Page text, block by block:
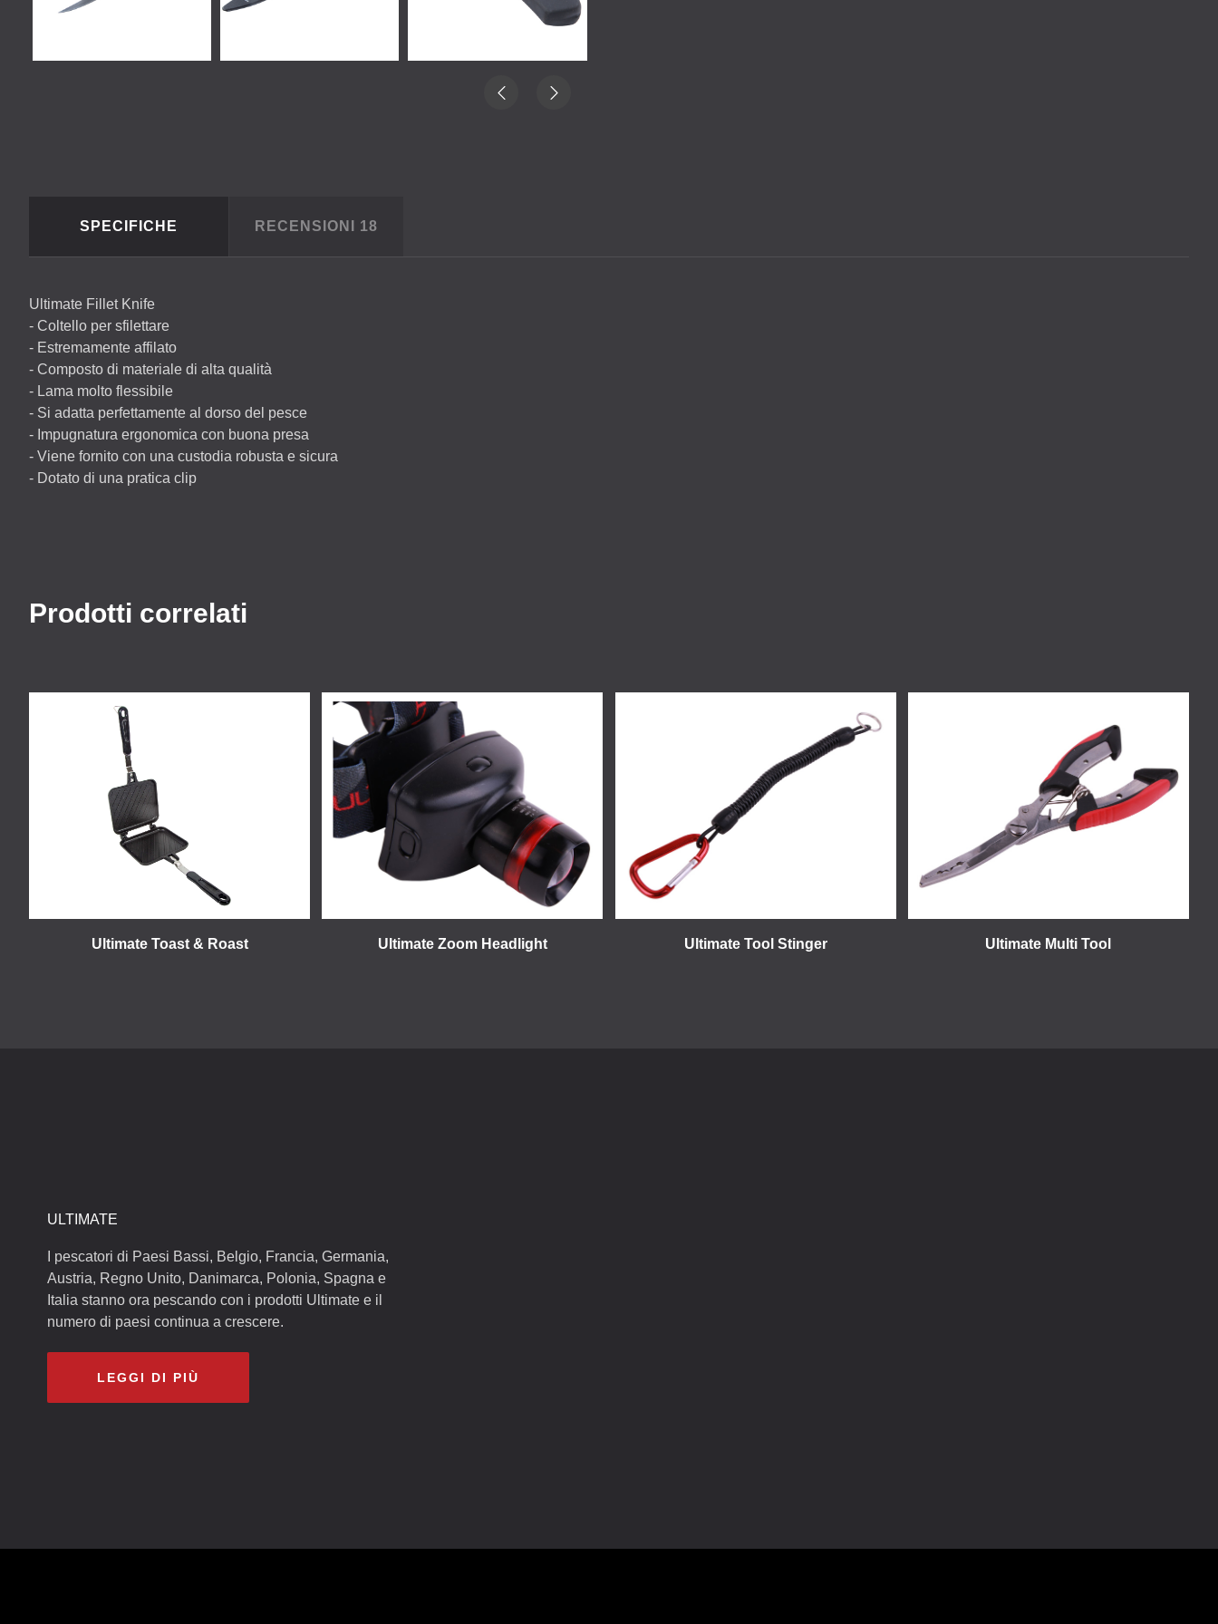
SPECIFICHE RECENSIONI 18
Ultimate Fillet Knife
- Coltello per sfilettare
- Estremamente affilato
- Composto di materiale di alta qualità
- Lama molto flessibile
- Si adatta perfettamente al dorso del pesce
- Impugnatura ergonomica con buona presa
- Viene fornito con una custodia robusta e sicura
- Dotato di una pratica clip
Prodotti correlati
Ultimate Toast & Roast Ultimate Zoom Headlight Ultimate Tool Stinger Ultimate Multi Tool
ULTIMATE
I pescatori di Paesi Bassi, Belgio, Francia, Germania,
Austria, Regno Unito, Danimarca, Polonia, Spagna e
Italia stanno ora pescando con i prodotti Ultimate e il
numero di paesi continua a crescere.
LEGGI DI PIÙ